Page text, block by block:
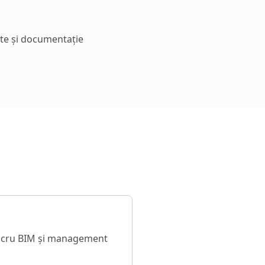
și documentație
BIM și management